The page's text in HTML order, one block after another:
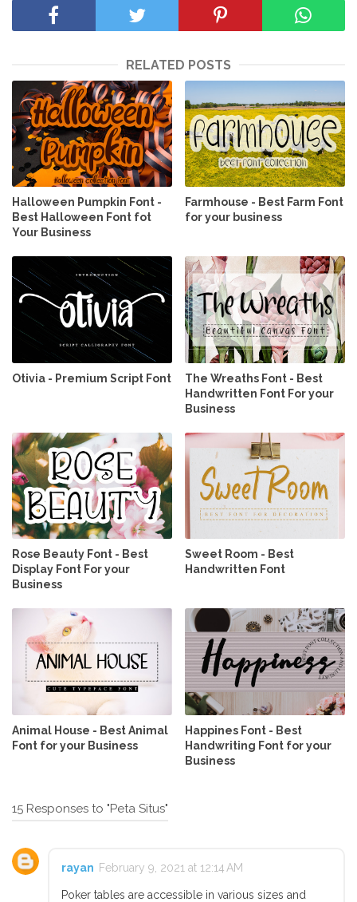
RELATED POSTS
Halloween Pumpkin Font -
Best Halloween Font fot
Your Business
Farmhouse - Best Farm Font
for your business
Otivia - Premium Script Font
The Wreaths Font - Best
Handwritten Font For your
Business
Rose Beauty Font - Best
Display Font For your
Business
Sweet Room - Best
Handwritten Font
Animal House - Best Animal
Font for your Business
Happines Font - Best
Handwriting Font for your
Business
15 Responses to "Peta Situs"
rayan February 9, 2021 at 12:14 AM
Poker tables are accessible in various sizes and